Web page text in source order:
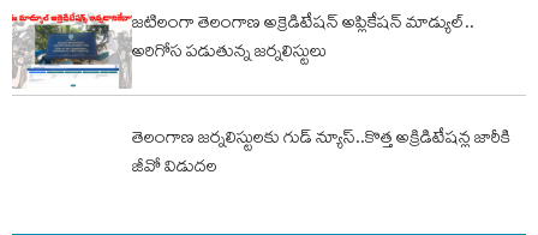
జటిలంగా తెలంగాణ అక్రెడిటేషన్ అప్లికేషన్ మాడ్యుల్..
అరిగోస పడుతున్న జర్నలిస్టులు
తెలంగాణ జర్నలిస్టులకు గుడ్ న్యూస్..కొత్త అక్రిడిటేషన్ల జారీకి
జీవో విడుదల